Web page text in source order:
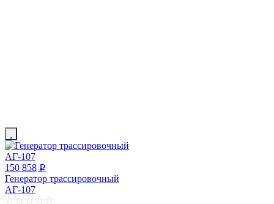
150 858 p
Генератор трассировочный
АГ-107